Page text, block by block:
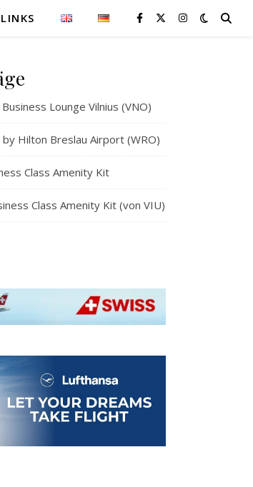
LINKS
Lounge Vilnius (VNO)
Hilton Breslau Airport (WRO)
Class Amenity Kit
Class Amenity Kit (von VIU)